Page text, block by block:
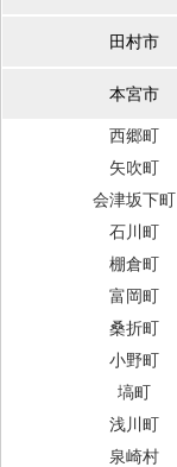
田村市
本宮市
西郷町
矢吹町
会津坂下町
石川町
棚倉町
富岡町
桑折町
小野町
塙町
浅川町
泉崎村